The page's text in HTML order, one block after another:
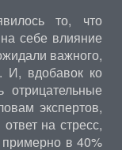
то, что
себе влияние
важного,
И, вдобавок ко
экспертов,
на стресс,
в 40%